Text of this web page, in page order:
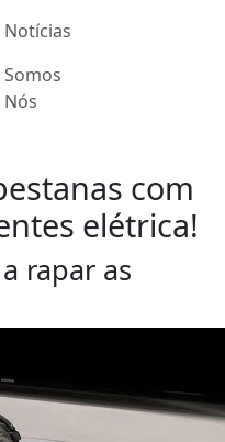
Notícias
Somos
Nós
com
elétrica!
rapar as